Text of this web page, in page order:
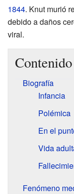
1844. Knut murió
debido a daños
viral.
Contenido
Biografía
Infancia
Polémica
En el
Vida
Fenómeno